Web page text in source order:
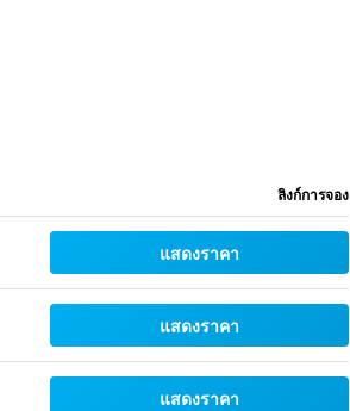
ลิงก์การจอง
แสดงราคา
แสดงราคา
แสดงราคา